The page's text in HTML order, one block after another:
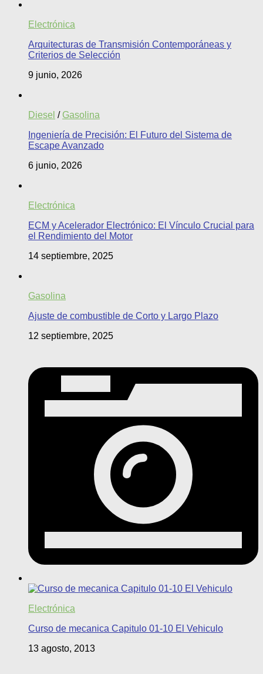
Electrónica
Arquitecturas de Transmisión Contemporáneas y
Criterios de Selección
9 junio, 2026
Diesel / Gasolina
Ingeniería de Precisión: El Futuro del Sistema de
Escape Avanzado
6 junio, 2026
Electrónica
ECM y Acelerador Electrónico: El Vínculo Crucial para
el Rendimiento del Motor
14 septiembre, 2025
Gasolina
Ajuste de combustible de Corto y Largo Plazo
12 septiembre, 2025
Electrónica
Curso de mecanica Capitulo 01-10 El Vehiculo
13 agosto, 2013